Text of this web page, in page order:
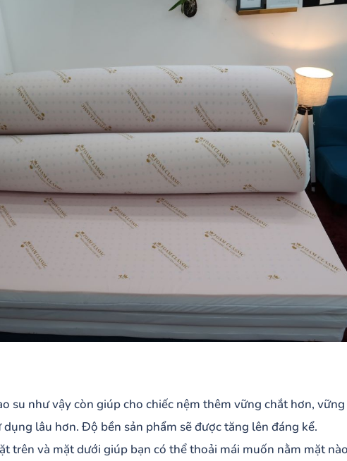
su như vậy còn giúp cho chiếc nệm thêm vững chắt hơn,
lâu hơn. Độ bền sản phẩm sẽ được tăng lên đáng kể.
trên và mặt dưới giúp bạn có thể thoải mái muốn nằm mặt